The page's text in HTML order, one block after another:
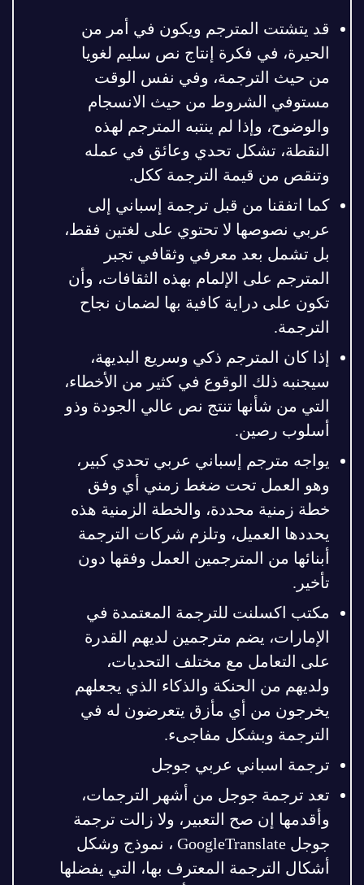
قد يتشتت المترجم ويكون في أمر من
الحيرة، في فكرة إنتاج نص سليم لغويا
من حيث الترجمة، وفي نفس الوقت
مستوفي الشروط من حيث الانسجام
والوضوح، وإذا لم ينتبه المترجم لهذه
النقطة، تشكل تحدي وعائق في عمله
وتنقص من قيمة الترجمة ككل.
كما اتفقنا من قبل ترجمة إسباني إلى
عربي نصوصها لا تحتوي على لغتين فقط،
بل تشمل بعد معرفي وثقافي تجبر
المترجم على الإلمام بهذه الثقافات، وأن
تكون على دراية كافية بها لضمان نجاح
الترجمة.
إذا كان المترجم ذكي وسريع البديهة،
سيجنبه ذلك الوقوع في كثير من الأخطاء،
التي من شأنها تنتج نص عالي الجودة وذو
أسلوب رصين.
يواجه مترجم إسباني عربي تحدي كبير،
وهو العمل تحت ضغط زمني أي وفق
خطة زمنية محددة، والخطة الزمنية هذه
يحددها العميل، وتلزم شركات الترجمة
أبنائها من المترجمين العمل وفقها دون
تأخير.
مكتب اكسلنت للترجمة المعتمدة في
الإمارات، يضم مترجمين لديهم القدرة
على التعامل مع مختلف التحديات،
ولديهم من الحنكة والذكاء الذي يجعلهم
يخرجون من أي مأزق يتعرضون له في
الترجمة وبشكل مفاجىء.
ترجمة اسباني عربي جوجل
تعد ترجمة جوجل من أشهر الترجمات،
وأقدمها إن صح التعبير، ولا زالت ترجمة
جوجل GoogleTranslate ، نموذج وشكل
أشكال الترجمة المعترف بها، التي يفضلها